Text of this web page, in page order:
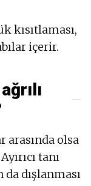
kısıtlaması,
içerir.
olsa
tanı
dışlanması